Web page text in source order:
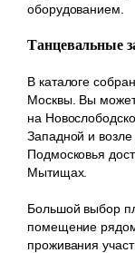
оборудованием.
Танцевальные
В каталоге
Москвы. Вы
на
Западной и
Подмосковья
Мытищах.
Большой выбор
помещение
проживания